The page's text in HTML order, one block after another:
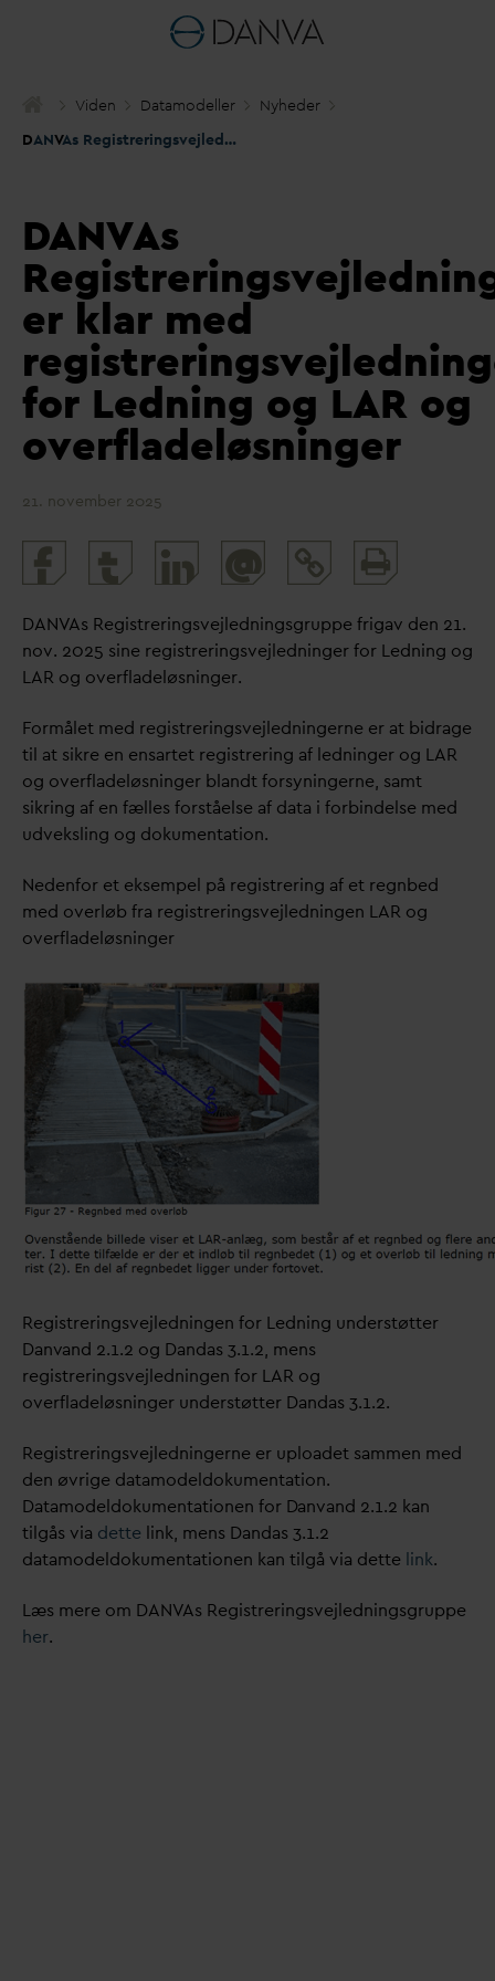
Viden Datamodeller
Nyheder
DANVAs Registreringsvejledningsgruppe er klar med registreringsvejledninger for Ledning og LAR og overfladeløsninger
DANVAs
er klar med
for Ledning og LAR og
overfladeløsninger
21. november 2025
@
and
DANVAs Registreringsvejledningsgruppe frigav den 21.
nov. 2025 sine registreringsvejledninger for Ledning og
LAR og overfladeløsninger.
Formålet med registreringsvejledningerne er at bidrage
til at sikre en ensartet registrering af ledninger og LAR
og overfladeløsninger blandt forsyningerne, samt
sikring af en fælles forståelse af data i forbindelse med
udveksling og dokumentation.
Nedenfor et eksempel på registrering af et regnbed
med overløb fra registreringsvejledningen LAR og
overfladeløsninger
Registreringsvejledningen for Ledning understøtter
Danvand 2.1.2 og Dandas 3.1.2, mens
registreringsvejledningen for LAR og
overfladeløsninger understøtter Dandas 3.1.2.
Registreringsvejledningerne er uploadet sammen med
den øvrige datamodeldokumentation.
Datamodeldokumentationen for Danvand 2.1.2 kan
tilgås via dette link, mens Dandas 3.1.2
datamodeldokumentationen kan tilgå via dette link.
Læs mere om DANVAs Registreringsvejledningsgruppe
her.